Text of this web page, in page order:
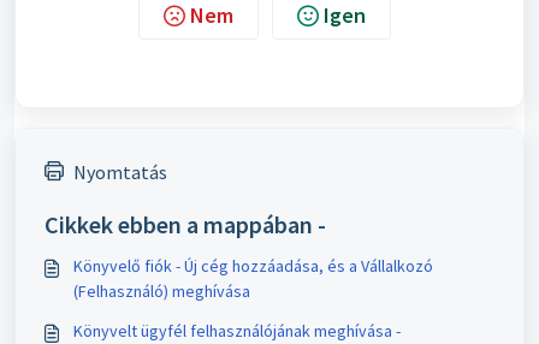
Nem Igen
Nyomtatás
Cikkek ebben a mappában -
Könyvelő fiók - Új cég hozzáadása, és a Vállalkozó
(Felhasználó) meghívása
Könyvelt ügyfél felhasználójának meghívása -